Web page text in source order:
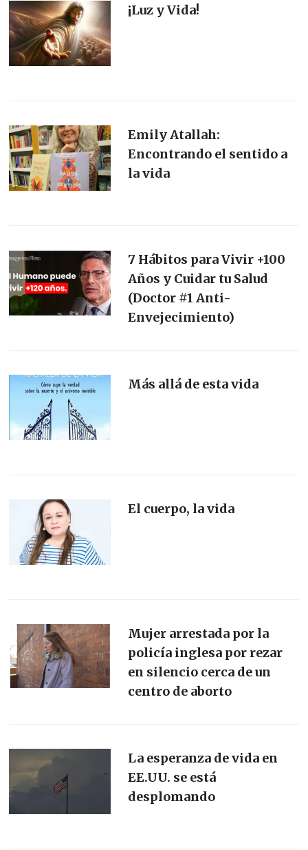
¡Luz y Vida!
Emily Atallah:
Encontrando el sentido a
la vida
7 Hábitos para Vivir +100
Años y Cuidar tu Salud
(Doctor #1 Anti-
Envejecimiento)
Más allá de esta vida
El cuerpo, la vida
Mujer arrestada por la
policía inglesa por rezar
en silencio cerca de un
centro de aborto
La esperanza de vida en
EE.UU. se está
desplomando